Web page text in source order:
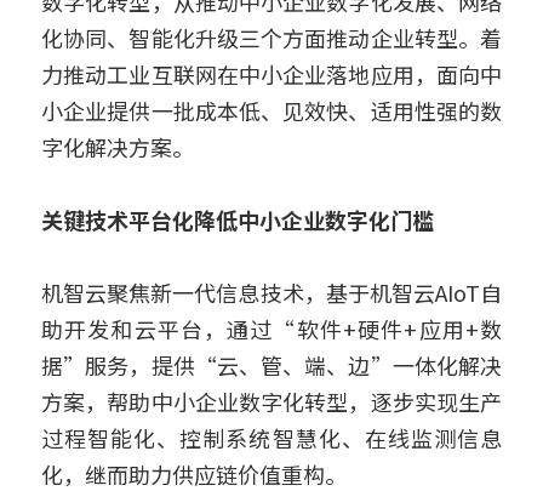
化协同、智能化升级三个方面推动企业转型。着
力推动工业互联网在中小企业落地应用，面向中
小企业提供一批成本低、见效快、适用性强的数
字化解决方案。
关键技术平台化降低中小企业数字化门槛
机智云聚焦新一代信息技术，基于机智云AIoT自
助开发和云平台，通过“软件+硬件+应用+数
据”服务，提供“云、管、端、边”一体化解决
方案，帮助中小企业数字化转型，逐步实现生产
过程智能化、控制系统智慧化、在线监测信息
化，继而助力供应链价值重构。